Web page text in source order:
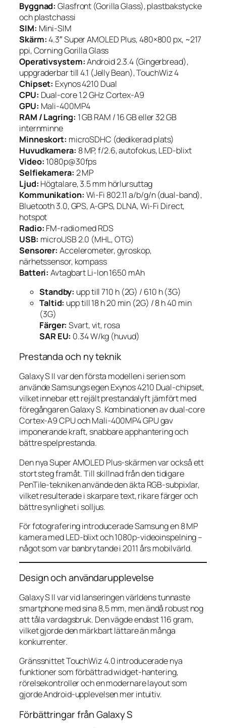
Byggnad: Glasfront (Gorilla Glass), plastbakstycke
och plastchassi
SIM: Mini-SIM
Skärm:4.3″ Super AMOLED Plus, 480×800 px, ~217
ppi, Corning Gorilla Glass
Operativsystem:Android 2.3.4 (Gingerbread),
uppgraderbar till 4.1 (Jelly Bean), TouchWiz 4
Chipset: Exynos 4210 Dual
CPU: Dual-core 1.2 GHz Cortex-A9
GPU: Mali-400MP4
RAM / Lagring: 1 GB RAM / 16 GB eller 32 GB
internminne
Minneskort: microSDHC (dedikerad plats)
Huvudkamera: 8 MP, f/2.6, autofokus, LED-blixt
Video: 1080p@30fps
Selfiekamera: 2 MP
Ljud: Högtalare, 3.5 mm hörlursuttag
Kommunikation: Wi-Fi 802.11 a/b/g/n (dual-band),
Bluetooth 3.0, GPS, A-GPS, DLNA, Wi-Fi Direct,
hotspot
Radio: FM-radio med RDS
USB: microUSB 2.0 (MHL, OTG)
Sensorer: Accelerometer, gyroskop,
närhetssensor, kompass
Batteri: Avtagbart Li-Ion 1650 mAh
Standby: upp till 710 h (2G) / 610 h (3G)
Taltid: upp till 18 h 20 min (2G) / 8 h 40 min
(3G)
Färger: Svart, vit, rosa
SAR EU: 0.34 W/kg (huvud)
Prestanda och ny teknik
Galaxy S II var den första modellen i serien som
använde Samsungs egen Exynos 4210 Dual-chipset,
vilket innebar ett rejält prestandalyft jämfört med
föregångaren Galaxy S. Kombinationen av dual-core
Cortex-A9 CPU och Mali-400MP4 GPU gav
imponerande kraft, snabbare apphantering och
bättre spelprestanda.
Den nya Super AMOLED Plus-skärmen var också ett
stort steg framåt. Till skillnad från den tidigare
PenTile-tekniken använde den äkta RGB-subpixlar,
vilket resulterade i skarpare text, rikare färger och
bättre synlighet i solljus.
För fotografering introducerade Samsung en 8 MP
kamera med LED-blixt och 1080p-videoinspelning –
något som var banbrytande i 2011 års mobilvärld.
Design och användarupplevelse
Galaxy S II var vid lanseringen världens tunnaste
smartphone med sina 8,5 mm, men ändå robust nog
att tåla vardagsbruk. Den vägde endast 116 gram,
vilket gjorde den märkbart lättare än många
konkurrenter.
Gränssnittet TouchWiz 4.0 introducerade nya
funktioner som förbättrad widget-hantering,
rörelsekontroller och en modernare layout som
gjorde Android-upplevelsen mer intuitiv.
Förbättringar från Galaxy S